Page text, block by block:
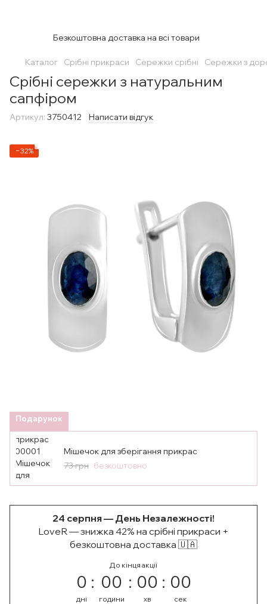
Безкоштовна доставка на всі товари
Каталог Срібні прикраси Сережки срібні Сережки з
Срібні сережки з натуральним
сапфіром
Артикул: 3750412 Написати відгук
−32%
Подарунок
Мішечок для зберігання прикрас
73 грн безкоштовно
24 серпня — День Незалежності!
LoveR — знижка 42% на срібні прикраси +
безкоштовна доставка 🇺🇦
До кінця акції
0
дні
00
години
00
хв
00
сек